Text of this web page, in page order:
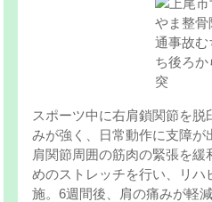
スポーツ中に右肩鎖関節を
みが強く、日常動作に支障が
肩関節周囲の筋肉の緊張を緩
めのストレッチを行い、リハ
施。6週間後、肩の痛みが軽